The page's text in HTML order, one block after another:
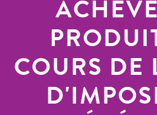
COURS DE